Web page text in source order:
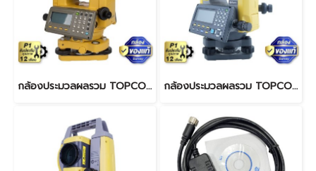
กล้องประมวลผลรวม TOPCON GTS-335N กล้องประมวลผลรวม TOPCON GM-55 (ฟังชั่นSDR)